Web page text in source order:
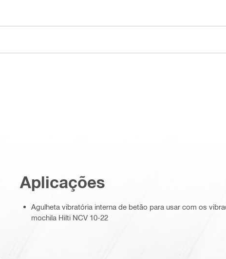
Aplicações
Agulheta vibratória interna de betão para usar com os
mochila Hilti NCV 10-22